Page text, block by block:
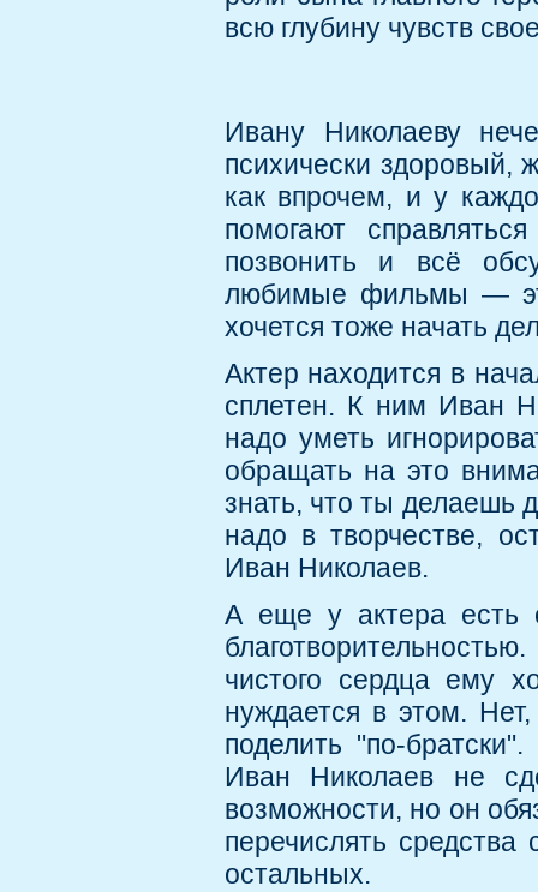
всю глубину чувств
Ивану Николаеву
психически здоровый,
как впрочем, и у
помогают
позвонить и всё
любимые фильмы —
хочется тоже начать
Актер находится в
сплетен. К ним Иван
надо уметь
обращать на это
знать, что ты делаешь
надо в творчестве,
Иван Николаев.
А еще у актера есть
чистого сердца ему
нуждается в этом.
поделить "по-
Иван Николаев не
возможности, но он
перечислять
остальных.